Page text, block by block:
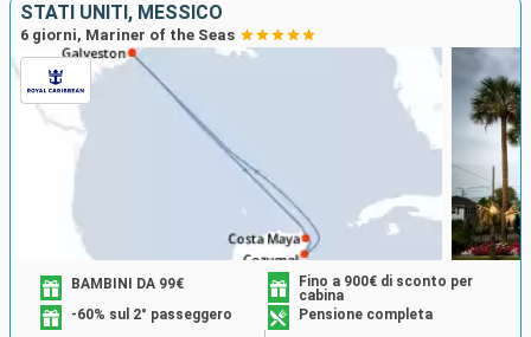
STATI UNITI, MESSICO
6 giorni, Mariner of the Seas
BAMBINI DA 99€
Fino a 900€ di sconto per
cabina
-60% sul 2° passeggero
Pensione completa